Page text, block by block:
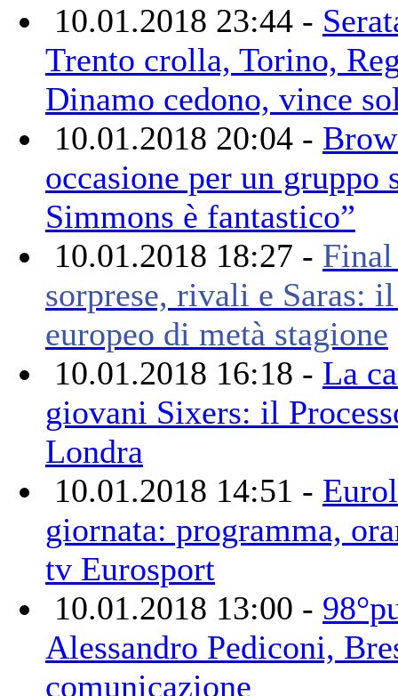
10.01.2018 23:44 -
Trento crolla, Torino,
Dinamo cedono, vince
10.01.2018 20:04 -
occasione per un gruppo
Simmons è fantastico”
10.01.2018 18:27 -
sorprese, rivali e Saras:
europeo di metà stagione
10.01.2018 16:18 - La
giovani Sixers: il
Londra
10.01.2018 14:51 -
giornata: programma,
tv Eurosport
10.01.2018 13:00 -
Alessandro Pediconi,
comunicazione